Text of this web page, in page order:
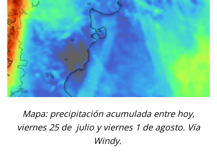
Mapa: precipitación acumulada entre hoy,
viernes 25 de julio y viernes 1 de agosto. Vía
Windy.